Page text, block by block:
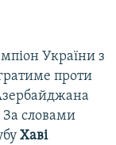
України з
проти
За словами
Хаві